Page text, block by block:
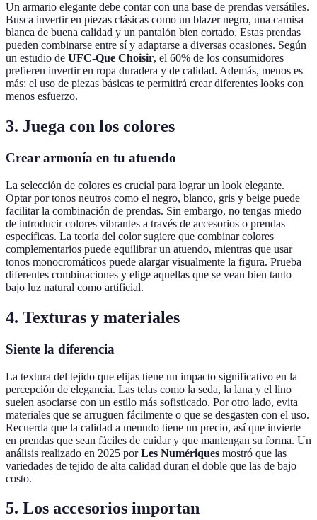
Un armario elegante debe contar con una base de prendas versátiles.
Busca invertir en piezas clásicas como un blazer negro, una camisa
blanca de buena calidad y un pantalón bien cortado. Estas prendas
pueden combinarse entre sí y adaptarse a diversas ocasiones. Según
un estudio de UFC-Que Choisir, el 60% de los consumidores
prefieren invertir en ropa duradera y de calidad. Además, menos es
más: el uso de piezas básicas te permitirá crear diferentes looks con
menos esfuerzo.
3. Juega con los colores
Crear armonía en tu atuendo
La selección de colores es crucial para lograr un look elegante.
Optar por tonos neutros como el negro, blanco, gris y beige puede
facilitar la combinación de prendas. Sin embargo, no tengas miedo
de introducir colores vibrantes a través de accesorios o prendas
específicas. La teoría del color sugiere que combinar colores
complementarios puede equilibrar un atuendo, mientras que usar
tonos monocromáticos puede alargar visualmente la figura. Prueba
diferentes combinaciones y elige aquellas que se vean bien tanto
bajo luz natural como artificial.
4. Texturas y materiales
Siente la diferencia
La textura del tejido que elijas tiene un impacto significativo en la
percepción de elegancia. Las telas como la seda, la lana y el lino
suelen asociarse con un estilo más sofisticado. Por otro lado, evita
materiales que se arruguen fácilmente o que se desgasten con el uso.
Recuerda que la calidad a menudo tiene un precio, así que invierte
en prendas que sean fáciles de cuidar y que mantengan su forma. Un
análisis realizado en 2025 porLes Numériques mostró que las
variedades de tejido de alta calidad duran el doble que las de bajo
costo.
5. Los accesorios importan